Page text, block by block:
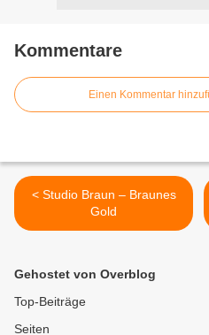
Kommentare
Einen Kommentar
< Studio Braun – Braunes
Gold
Gehostet von Overblog
Top-Beiträge
Seiten